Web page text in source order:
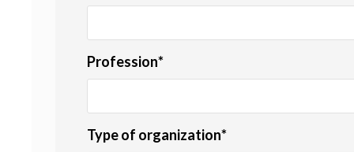
Profession*
Type of organization*